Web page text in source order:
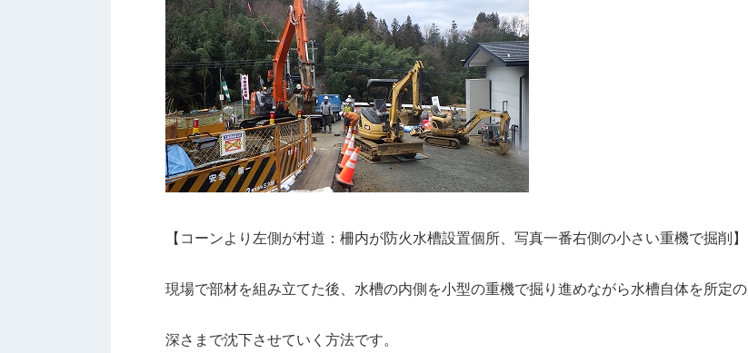
【コーンより左側が村道：柵内が防火水槽設置個所、写真一番右側の小さい重機で掘削】
現場で部材を組み立てた後、水槽の内側を小型の重機で掘り進めながら水槽自体を所定の
深さまで沈下させていく方法です。